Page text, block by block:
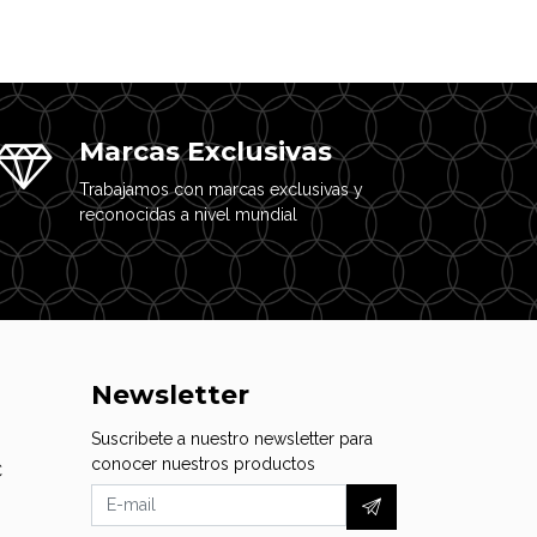
Marcas Exclusivas
Trabajamos con marcas exclusivas y
reconocidas a nivel mundial
Newsletter
Suscribete a nuestro newsletter para
conocer nuestros productos